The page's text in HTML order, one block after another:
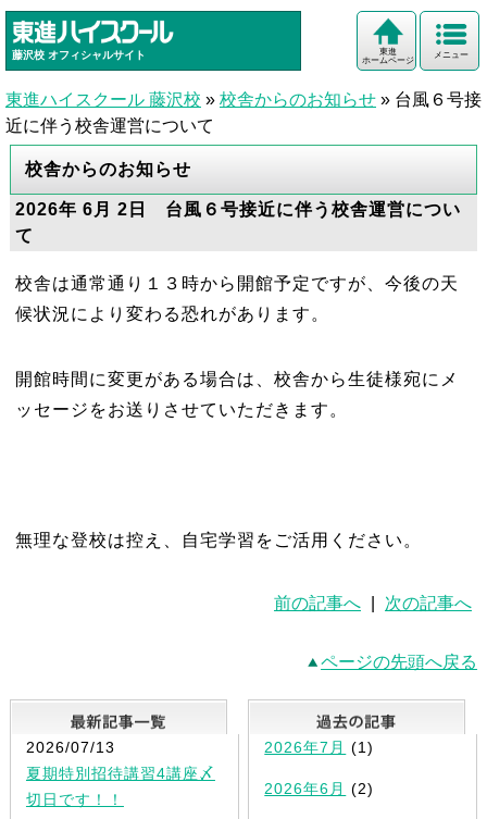
藤沢校 オフィシャルサイト メニュー
東進
ホームページ
東進ハイスクール 藤沢校 » 校舎からのお知らせ » 台風６号接
近に伴う校舎運営について
校舎からのお知らせ
2026年 6月 2日 台風６号接近に伴う校舎運営につい
て
校舎は通常通り１３時から開館予定ですが、今後の天
候状況により変わる恐れがあります。
開館時間に変更がある場合は、校舎から生徒様宛にメ
ッセージをお送りさせていただきます。
無理な登校は控え、自宅学習をご活用ください。
前の記事へ 次の記事へ
ページの先頭へ戻る
最新記事一覧
2026/07/13
夏期特別招待講習4講座〆
切日です！！
2026年7月 (1)
2026年6月 (2)